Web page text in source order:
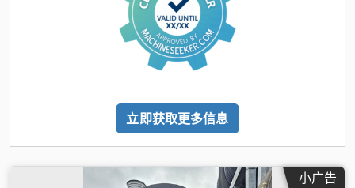
立即获取更多信息
小广告